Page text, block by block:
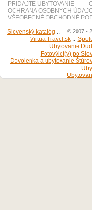
PRIDAJTE UBYTOVANIE
OCHRANA OSOBNÝCH
VŠEOBECNÉ OBCHODNÉ
© 2007 -
Slovenský katalóg ::
VirtualTravel.sk::
Ubytovanie
Fotovýlet(y) po
Dovolenka a ubytovanie